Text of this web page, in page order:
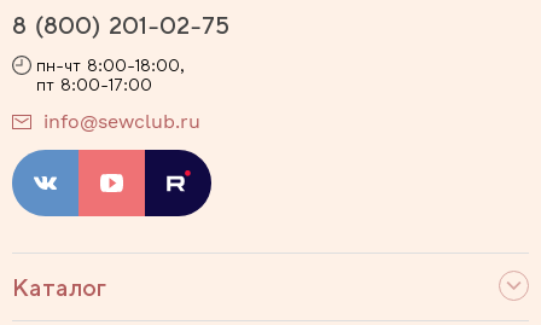
Каталог
8 (800) 201-02-75
пн-чт 8:00-18:00,
пт 8:00-17:00
info@sewclub.ru